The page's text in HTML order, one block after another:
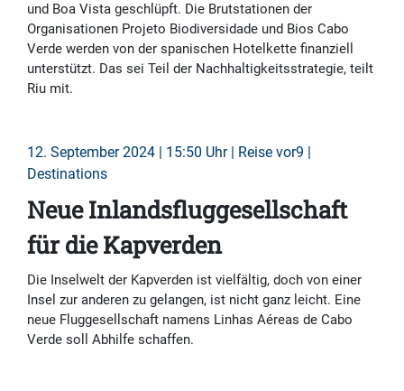
und Boa Vista geschlüpft. Die Brutstationen der
Organisationen Projeto Biodiversidade und Bios Cabo
Verde werden von der spanischen Hotelkette finanziell
unterstützt. Das sei Teil der Nachhaltigkeitsstrategie, teilt
Riu mit.
12. September 2024 | 15:50 Uhr | Reise vor9 |
Destinations
Neue Inlandsfluggesellschaft
für die Kapverden
Die Inselwelt der Kapverden ist vielfältig, doch von einer
Insel zur anderen zu gelangen, ist nicht ganz leicht. Eine
neue Fluggesellschaft namens Linhas Aéreas de Cabo
Verde soll Abhilfe schaffen.